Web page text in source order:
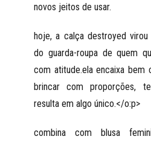
novos jeitos de usar.
hoje, a calça destroyed
do guarda-roupa de quem
com atitude.ela encaixa bem
brincar com proporções,
resulta em algo único.</o:p>
combina com blusa